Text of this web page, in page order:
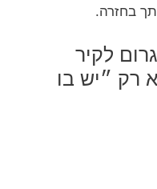
בחזרה.
לקיר
רק ״יש בו